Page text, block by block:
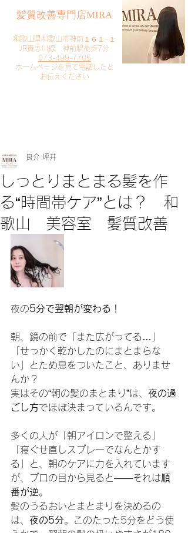
​髪質改善専門店MIRA
​和歌山県和歌山市神前１６１−１
JR貴志川線 神前駅徒歩7分
073-499-7705
​ホームページを見て電話したと
お伝えください
しっとりまとまる髪を作
る“時間帯ケア”とは？ 和
歌山 美容室 髪質改善
良介 坪井
夜の5分で翌朝が変わる！
朝、鏡の前で「また広がってる…」
「せっかく乾かしたのにまとまらな
い」とため息をついたこと、ありませ
んか？
実はその“朝の髪のまとまり”は、 夜の過
ごし方でほぼ決まっているんです。
多くの人が「朝アイロンで整える」
「寝ぐせ直しスプレーでなんとかす
る」と、朝のケアに力を入れています
が、プロの目から見ると――それは順
番が逆。
髪のうるおいとまとまりを決めるの
は、 夜の5分。このたった5分をどう使